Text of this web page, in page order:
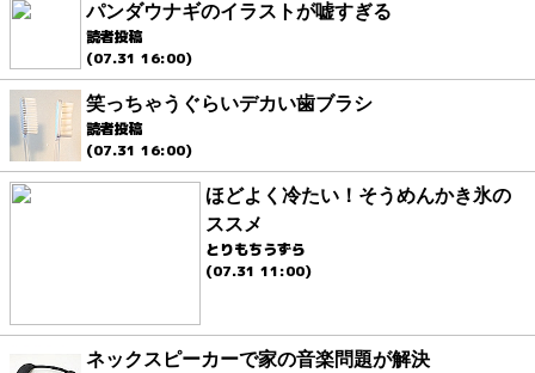
パンダウナギのイラストが嘘すぎる
読者投稿
(07.31 16:00)
笑っちゃうぐらいデカい歯ブラシ
読者投稿
(07.31 16:00)
ほどよく冷たい！そうめんかき氷の
ススメ
とりもちうずら
(07.31 11:00)
ネックスピーカーで家の音楽問題が解決